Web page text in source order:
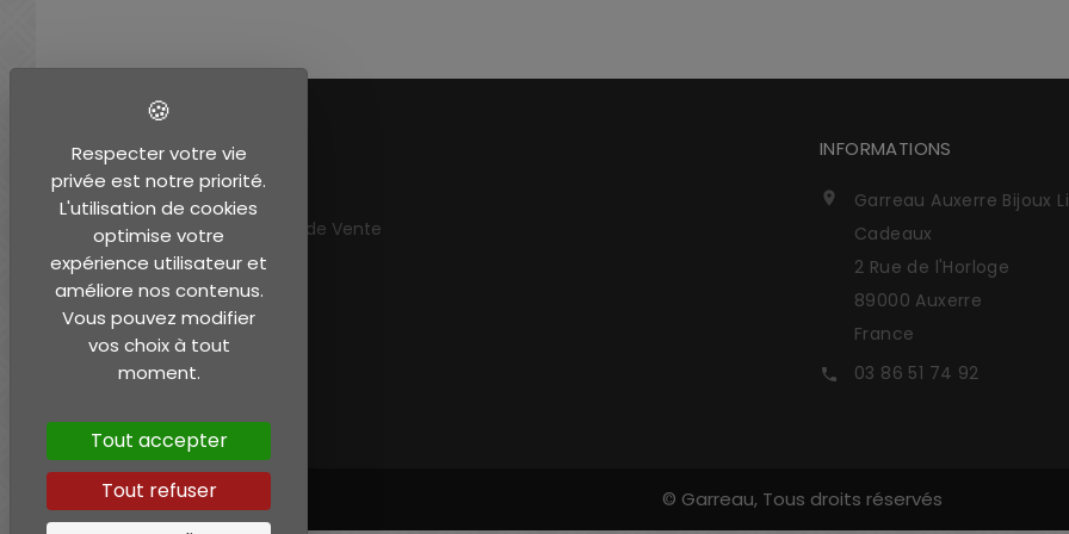
EN SAVOIR PLUS
Mentions légales
Conditions Générales de Vente
Mon compte
INFORMATIONS

Garreau Auxerre Bijoux
Cadeaux
2 Rue de l'Horloge
89000 Auxerre
France
 03 86 51 74 92
© Garreau, Tous droits réservés
Respecter votre vie
privée est notre priorité.
L'utilisation de cookies
optimise votre
expérience utilisateur et
améliore nos contenus.
Vous pouvez modifier
vos choix à tout
moment.
Tout accepter
Tout refuser